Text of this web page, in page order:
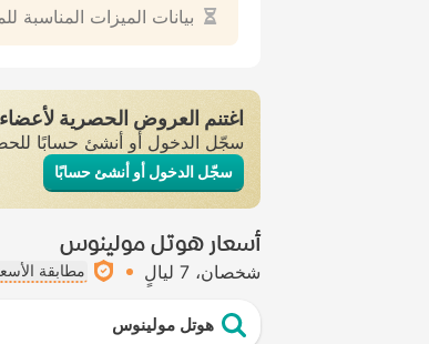
بيانات الميزات المناسبة
اغتنم العروض الحصرية لأعضاء
سجّل الدخول أو أنشئ حسابًا
سجّل الدخول أو أنشئ حسابًا
أسعار هوتل مولينوس
شخصان 7 ليالٍ مطابقة
هوتل مولينوس